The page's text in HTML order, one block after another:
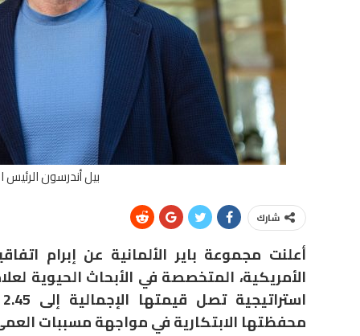
بيل أندرسون الرئيس
شارك
أعلنت مجموعة باير الألمانية عن إبرام
الأمريكية، المتخصصة في الأبحاث الحيوية
محفظتها الابتكارية في مواجهة مسببات